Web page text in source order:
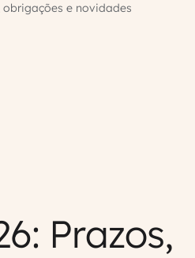
obrigações e novidades
Prazos,